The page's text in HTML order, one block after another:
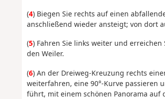
(4) Biegen Sie rechts auf einen
anschließend wieder ansteigt; von dort
(5) Fahren Sie links weiter und
den Weiler.
(6) An der Dreiweg-Kreuzung rechts
weiterfahren, eine 90°-Kurve passieren
führt, mit einem schönen Panorama auf